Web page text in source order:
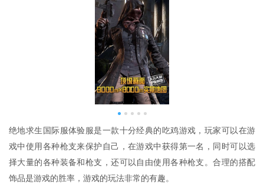
绝地求生国际服体验服是一款十分经典的吃鸡游戏，玩家可以在游
戏中使用各种枪支来保护自己，在游戏中获得第一名，同时可以选
择大量的各种装备和枪支，还可以自由使用各种枪支。合理的搭配
饰品是游戏的胜率，游戏的玩法非常的有趣。